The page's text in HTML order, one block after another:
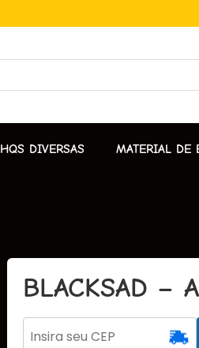
HQS DIVERSAS MATERIAL DE
BLACKSAD –